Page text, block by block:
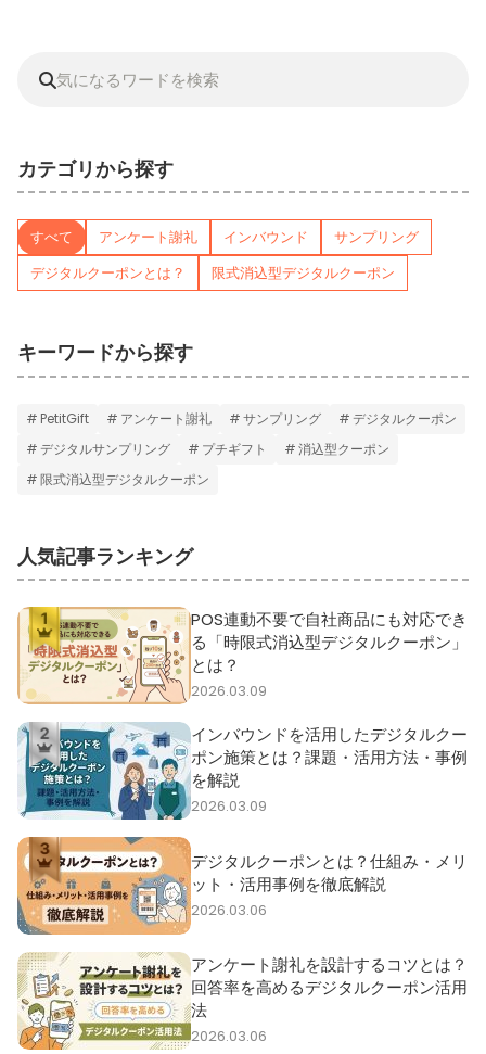
カテゴリから探す
すべて アンケート謝礼 インバウンド
サンプリング
デジタルクーポンとは？
限式消込型デジタルクーポン
キーワードから探す
PetitGift アンケート謝礼 サンプリング
デジタルクーポン
デジタルサンプリング
プチギフト
消込型クーポン
限式消込型デジタルクーポン
人気記事ランキング
POS連動不要で自社商品にも対応でき
る「時限式消込型デジタルクーポン」
とは？
2026.03.09
インバウンドを活用したデジタルクー
ポン施策とは？課題・活用方法・事例
を解説
2026.03.09
デジタルクーポンとは？仕組み・メリ
ット・活用事例を徹底解説
2026.03.06
アンケート謝礼を設計するコツとは？
回答率を高めるデジタルクーポン活用
法
2026.03.06